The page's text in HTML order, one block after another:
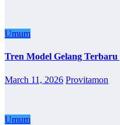
Umum
Tren Model Gelang
March 11, 2026 Provitamon
Umum